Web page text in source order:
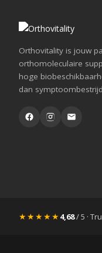
Orthovitality is jouw
orthomoleculaire
hoge
dan
★★★★★4,68/ 5 ·